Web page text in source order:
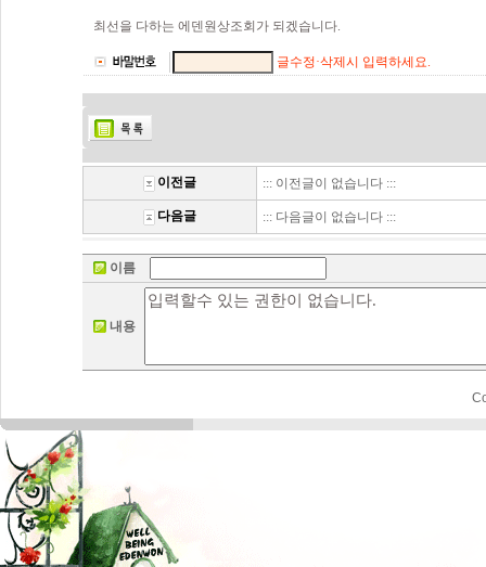
최선을 다하는 에덴원상조회가 되겠습니다.
글수정·삭제시 입력하세요.
이전글 ::: 이전글이 없습니다 :::
다음글 ::: 다음글이 없습니다 :::
이름
내용